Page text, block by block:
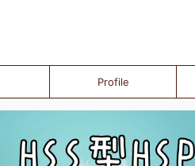
Profile